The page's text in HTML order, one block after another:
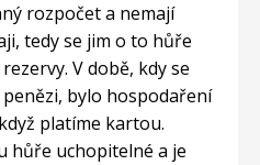
rozpočet a nemají
tedy se jim o to hůře
V době, kdy se
bylo hospodaření
platíme kartou.
hůře uchopitelné a je